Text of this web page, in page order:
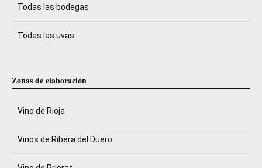
Todas las bodegas
Todas las uvas
Zonas de elaboración
Vino de Rioja
Vinos de Ribera del Duero